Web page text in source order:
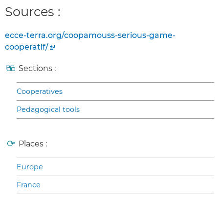
Sources :
ecce-terra.org/coopamouss-serious-game-
cooperatif/
Sections :
Cooperatives
Pedagogical tools
Places :
Europe
France